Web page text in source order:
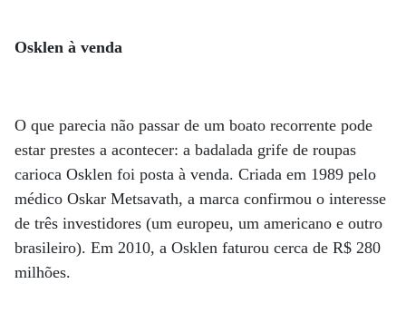
Osklen à venda
O que parecia não passar de um boato recorrente pode
estar prestes a acontecer: a badalada grife de roupas
carioca Osklen foi posta à venda. Criada em 1989 pelo
médico Oskar Metsavath, a marca confirmou o interesse
de três investidores (um europeu, um americano e outro
brasileiro). Em 2010, a Osklen faturou cerca de R$ 280
milhões.